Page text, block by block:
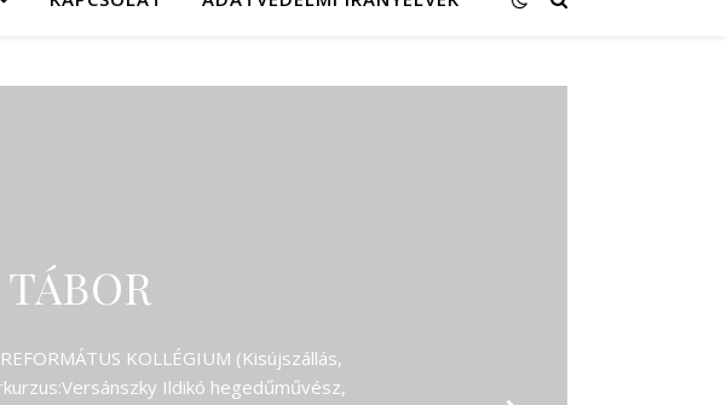
KOLLÉGIUM (Kisújszállás,
Ildikó hegedűművész,